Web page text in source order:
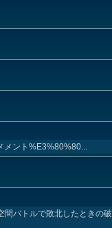
メント%E3%80%80...
間バトルで敗北したときの破